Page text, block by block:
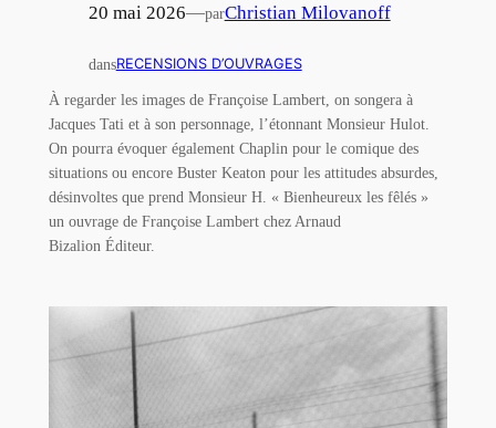
20 mai 2026—parChristian Milovanoff
dansRECENSIONS D’OUVRAGES
À regarder les images de Françoise Lambert, on songera à
Jacques Tati et à son personnage, l’étonnant Monsieur Hulot.
On pourra évoquer également Chaplin pour le comique des
situations ou encore Buster Keaton pour les attitudes absurdes,
désinvoltes que prend Monsieur H. « Bienheureux les fêlés »
un ouvrage de Françoise Lambert chez Arnaud
Bizalion Éditeur.